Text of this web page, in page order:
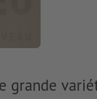
grande